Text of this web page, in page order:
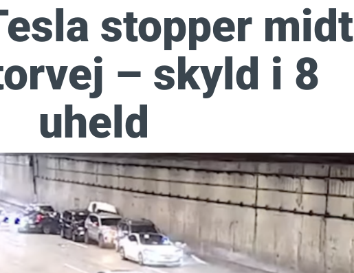
stopper midt
– skyld i 8
uheld